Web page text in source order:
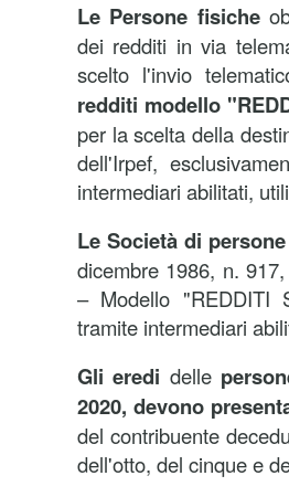
Le Persone fisiche
dei redditi in via
scelto l'invio
redditi modello
per la scelta della
dell'Irpef,
intermediari abilitati,
Le Società di persone
dicembre 1986, n.
– Modello "REDDITI
tramite intermediari
Gli eredi delle
2020, devono
del contribuente
dell'otto, del cinque e